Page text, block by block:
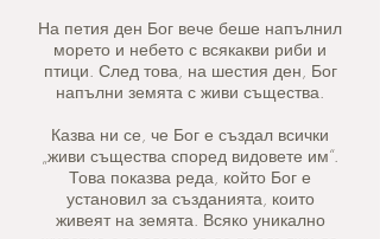
На петия ден Бог вече беше напълнил
морето и небето с всякакви риби и
птици. След това, на шестия ден, Бог
напълни земята с живи същества.
Казва ни се, че Бог е създал всички
„живи същества според видовете им“.
Това показва реда, който Бог е
установил за създанията, които
живеят на земята. Всяко уникално